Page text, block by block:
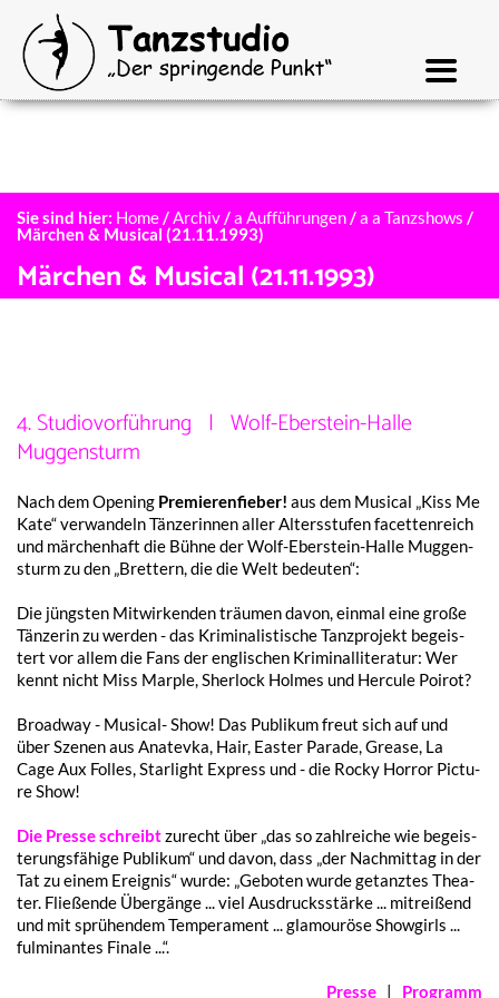
Märchen & Musical (21.11.1993)
Sie sind hier: Home/Archiv/a Aufführungen/a a Tanzshows /
Märchen & Musical (21.11.1993)
4. Studiovorführung | Wolf-Eberstein-Halle
Muggensturm
Nach dem Opening Premie­ren­fie­ber! aus dem Musi­cal „Kiss Me
Kate“ verwan­deln Tänze­rin­nen aller Alters­stu­fen facet­ten­reich
und märchen­haft die Bühne der Wolf-Eber­stein-Halle Muggen­
sturm zu den „Bret­tern, die die Welt bedeuten“:
Die jüngs­ten Mitwir­ken­den träu­men davon, einmal eine große
Tänze­rin zu werden - das Krimi­na­lis­ti­sche Tanz­pro­jekt begeis­
tert vor allem die Fans der engli­schen Krimi­nal­li­te­ra­tur: Wer
kennt nicht Miss Marple, Sher­lock Holmes und Hercu­le Poirot?
Broad­way - Musi­cal- Show! Das Publi­kum freut sich auf und
über Szenen aus Anatev­ka, Hair, Easter Para­de, Grease, La
Cage Aux Folles, Star­light Express und - die Rocky Horror Pictu­
re Show!
Die Pres­se schreibtzurecht über „das so zahl­rei­che wie begeis­
te­rungs­fä­hi­ge Publi­kum“ und davon, dass „der Nach­mit­tag in der
Tat zu einem Ereig­nis“ wurde: „Gebo­ten wurde getanz­tes Thea­
ter. Flie­ßen­de Über­gän­ge ... viel Ausdrucks­stär­ke ... mitrei­ßend
und mit sprü­hen­dem Tempe­ra­ment ... glamou­rö­se Show­girls ...
fulmi­nan­tes Finale ...“.
Pres­se| Programm